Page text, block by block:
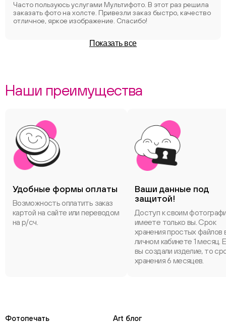
Часто пользуюсь услугами Мультифото. В этот раз решила
заказать фото на холсте. Привезли заказ быстро, качество
отличное, яркое изображение. Спасибо!
Показать все
Наши преимущества
Удобные формы оплаты
Возможность оплатить заказ
картой на сайте или переводом
на р/сч.
Ваши данные под
защитой!
Доступ к своим
имеете только вы. Срок
хранения простых файлов
личном кабинете 1 месяц.
вы создали изделие, то
хранения 6 месяцев.
Фотопечать
Art блог